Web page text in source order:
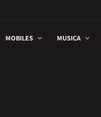
MOBILES MUSICA